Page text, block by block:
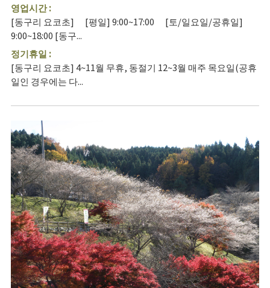
영업시간 :
[동구리 요코초] [평일] 9:00~17:00 [토/일요일/공휴일]
9:00~18:00 [동구...
정기휴일 :
[동구리 요코초] 4~11월 무휴, 동절기 12~3월 매주 목요일(공휴
일인 경우에는 다...